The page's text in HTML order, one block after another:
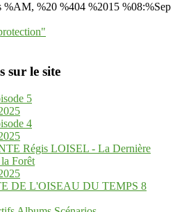
%AM, %20 %404 %2015 %08:%Sep
sur le site
5
4
Régis LOISEL - La Dernière
Forêt
DE L'OISEAU DU TEMPS 8